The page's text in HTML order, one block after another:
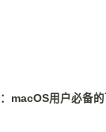
macOS用户必备